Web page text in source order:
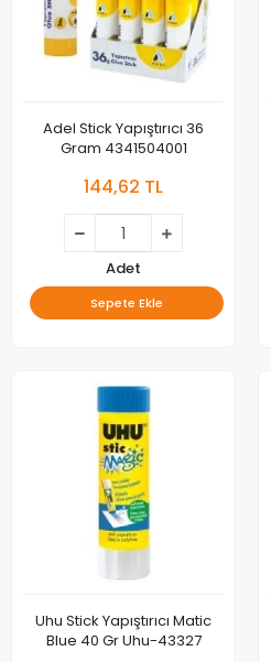
Adel Stick Yapıştırıcı 36
Gram 4341504001
144,62 TL
Adet
Sepete Ekle
Uhu Stick Yapıştırıcı Matic
Blue 40 Gr Uhu-43327